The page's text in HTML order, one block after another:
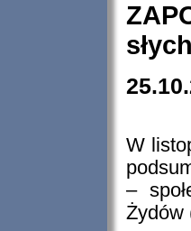
W
–
Żydów